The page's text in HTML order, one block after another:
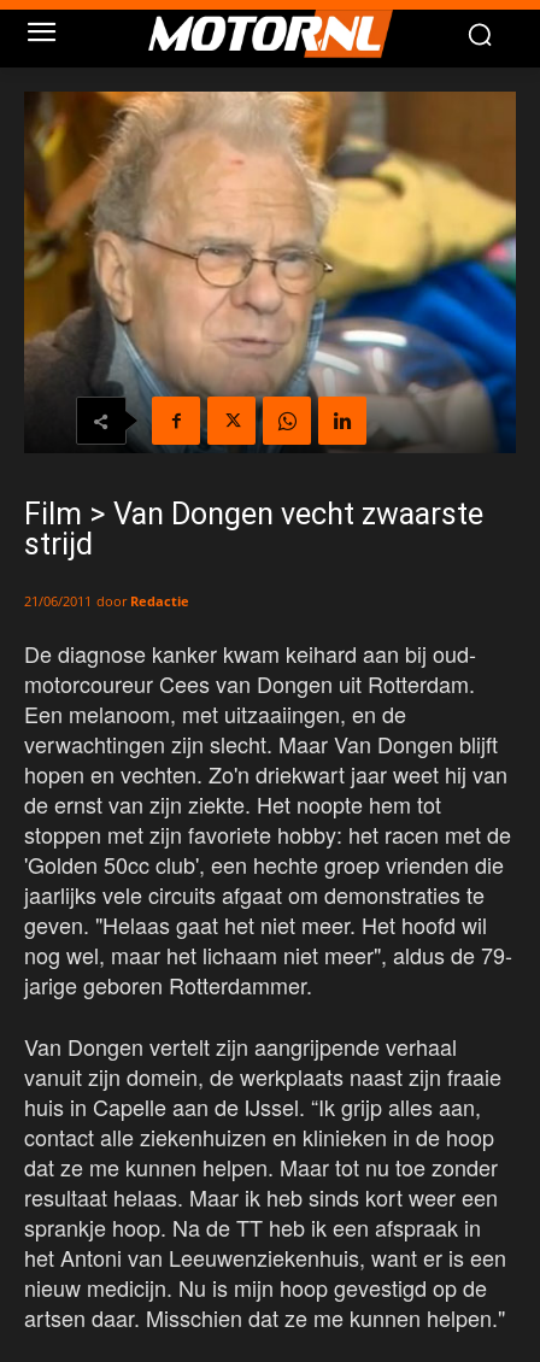
Film > Van Dongen vecht zwaarste
strijd
21/06/2011 door Redactie
De diagnose kanker kwam keihard aan bij oud-
motorcoureur Cees van Dongen uit Rotterdam.
Een melanoom, met uitzaaiingen, en de
verwachtingen zijn slecht. Maar Van Dongen blijft
hopen en vechten. Zo'n driekwart jaar weet hij van
de ernst van zijn ziekte. Het noopte hem tot
stoppen met zijn favoriete hobby: het racen met de
'Golden 50cc club', een hechte groep vrienden die
jaarlijks vele circuits afgaat om demonstraties te
geven. "Helaas gaat het niet meer. Het hoofd wil
nog wel, maar het lichaam niet meer", aldus de 79-
jarige geboren Rotterdammer.
Van Dongen vertelt zijn aangrijpende verhaal
vanuit zijn domein, de werkplaats naast zijn fraaie
huis in Capelle aan de IJssel. “Ik grijp alles aan,
contact alle ziekenhuizen en klinieken in de hoop
dat ze me kunnen helpen. Maar tot nu toe zonder
resultaat helaas. Maar ik heb sinds kort weer een
sprankje hoop. Na de TT heb ik een afspraak in
het Antoni van Leeuwenziekenhuis, want er is een
nieuw medicijn. Nu is mijn hoop gevestigd op de
artsen daar. Misschien dat ze me kunnen helpen."